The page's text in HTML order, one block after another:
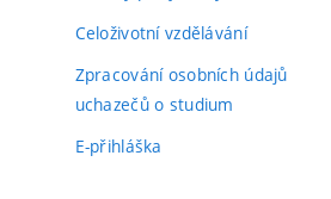
Celoživotní vzdělávání
Zpracování osobních údajů
uchazečů o studium
E-přihláška